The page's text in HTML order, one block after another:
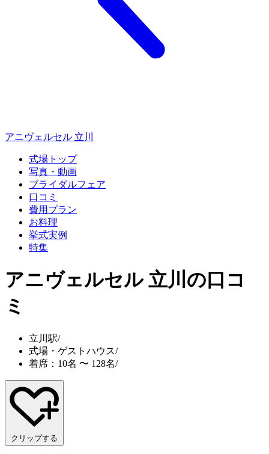
アニヴェルセル 立川
式場トップ
写真・動画
ブライダルフェア
口コミ
費用プラン
お料理
挙式実例
特集
アニヴェルセル 立川 の口コ
ミ
立川駅/
式場・ゲストハウス/
着席：10名 〜 128名/
クリップする